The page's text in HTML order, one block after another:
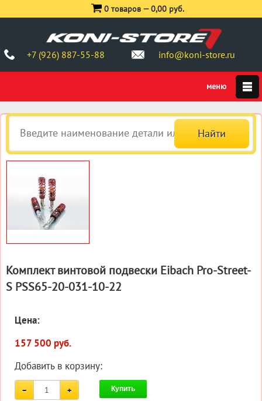
+7 (926) 887-55-88 info@koni-store.ru
0 товаров —0,00 руб.
Комплект винтовой подвески Eibach Pro-Street-
S PSS65-20-031-10-22
Цена:
157 500 руб.
Добавить в корзину:
Купить